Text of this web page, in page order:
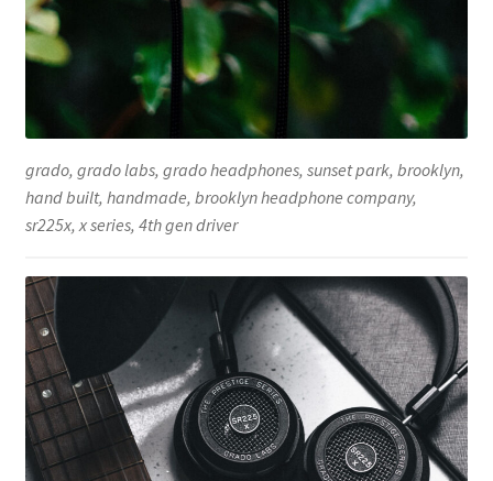
grado, grado labs, grado headphones, sunset park, brooklyn,
hand built, handmade, brooklyn headphone company,
sr225x, x series, 4th gen driver